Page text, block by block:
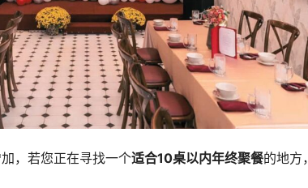
，若您正在寻找一个适合10桌以内年终聚餐的地方，